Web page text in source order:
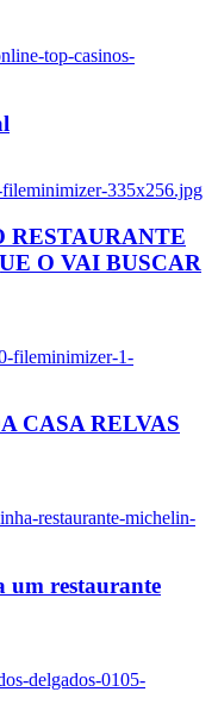
top-casinos-
335x256.jpg
RESTAURANTE
O VAI BUSCAR
fileminimizer-1-
CASA RELVAS
restaurante-michelin-
um restaurante
delgados-0105-